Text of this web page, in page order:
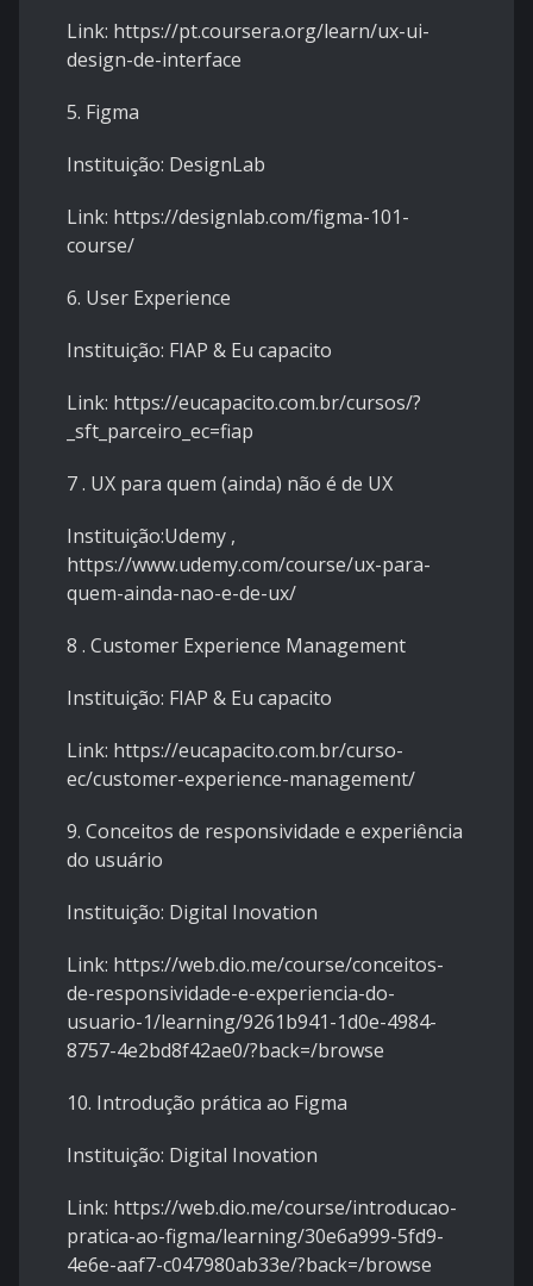
Link: https://pt.coursera.org/learn/ux-ui-
design-de-interface
5. Figma
Instituição: DesignLab
Link: https://designlab.com/figma-101-
course/
6. User Experience
Instituição: FIAP & Eu capacito
Link: https://eucapacito.com.br/cursos/?
_sft_parceiro_ec=fiap
7 . UX para quem (ainda) não é de UX
Instituição:Udemy ,
https://www.udemy.com/course/ux-para-
quem-ainda-nao-e-de-ux/
8 . Customer Experience Management
Instituição: FIAP & Eu capacito
Link: https://eucapacito.com.br/curso-
ec/customer-experience-management/
9. Conceitos de responsividade e experiência
do usuário
Instituição: Digital Inovation
Link: https://web.dio.me/course/conceitos-
de-responsividade-e-experiencia-do-
usuario-1/learning/9261b941-1d0e-4984-
8757-4e2bd8f42ae0/?back=/browse
10. Introdução prática ao Figma
Instituição: Digital Inovation
Link: https://web.dio.me/course/introducao-
pratica-ao-figma/learning/30e6a999-5fd9-
4e6e-aaf7-c047980ab33e/?back=/browse